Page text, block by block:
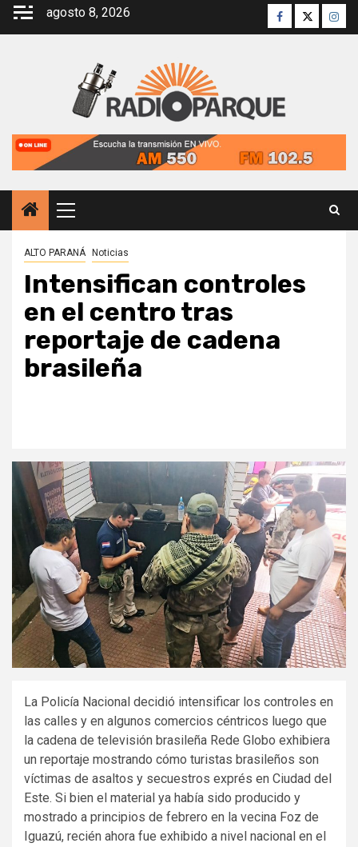
Saltar
agosto 8, 2026 Facebook
Twitter
Menú
principal
ALTO PARANÁ Noticias
Intensifican controles
en el centro tras
reportaje de cadena
brasileña
La Policía Nacional decidió intensificar los controles en
las calles y en algunos comercios céntricos luego que
la cadena de televisión brasileña Rede Globo exhibiera
un reportaje mostrando cómo turistas brasileños son
víctimas de asaltos y secuestros exprés en Ciudad del
Este. Si bien el material ya había sido producido y
mostrado a principios de febrero en la vecina Foz de
Iguazú, recién ahora fue exhibido a nivel nacional en el